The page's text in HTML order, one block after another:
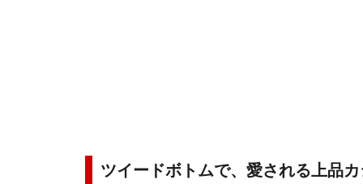
ツイードボトムで、愛される上品